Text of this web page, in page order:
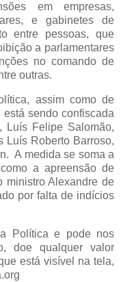
em empresas,
e gabinetes de
entre pessoas, que
a parlamentares
no comando de
outras.
assim como de
sendo confiscada
Luís Felipe Salomão,
Luís Roberto Barroso,
A medida se soma a
a apreensão de
ministro Alexandre de
por falta de indícios
Política e pode nos
doe qualquer valor
está visível na tela,